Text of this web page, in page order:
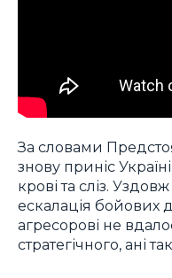
За словами
знову приніс
крові та сліз. Уздовж
ескалація бойових
агресорові не
стратегічного, ані